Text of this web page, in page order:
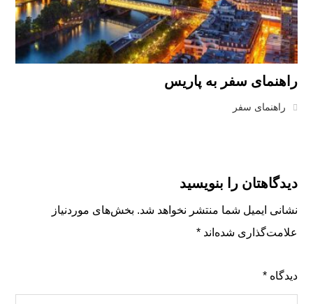
راهنمای سفر به پاریس
راهنمای سفر
دیدگاهتان را بنویسید
نشانی ایمیل شما منتشر نخواهد شد. بخش‌های موردنیاز
علامت‌گذاری شده‌اند*
دیدگاه*